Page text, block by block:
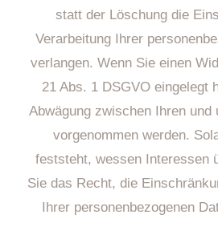
statt der Löschung die
Verarbeitung Ihrer
verlangen. Wenn Sie einen
21 Abs. 1 DSGVO eingelegt
Abwägung zwischen Ihren und
vorgenommen werden.
feststeht, wessen Interessen
Sie das Recht, die
Ihrer personenbezogenen